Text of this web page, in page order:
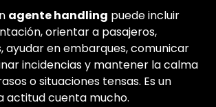
agente handling puede incluir
orientar a pasajeros,
ayudar en embarques, comunicar
incidencias y mantener la calma
o situaciones tensas. Es un
actitud cuenta mucho.